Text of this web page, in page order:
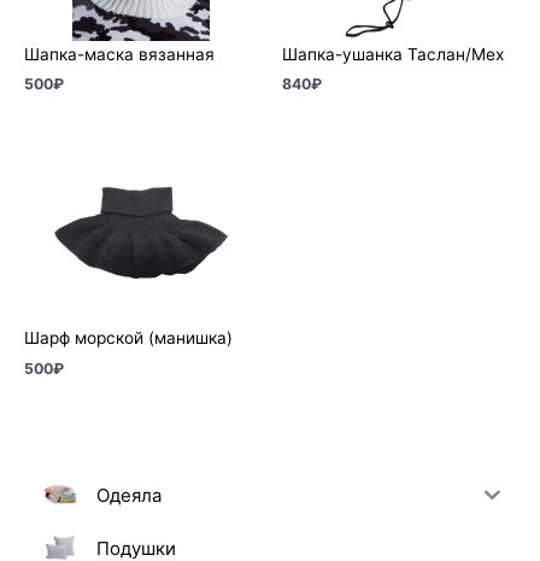
Одеяла
Подушки
Шапка-маска вязанная
500₽
Шапка-ушанка Таслан/Мех
840₽
Шарф морской (манишка)
500₽